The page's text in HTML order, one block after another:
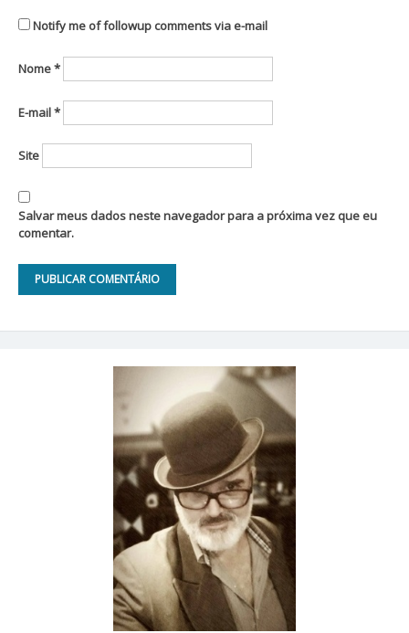
Notify me of followup comments via e-mail
Nome*
E-mail*
Site
Salvar meus dados neste navegador para a próxima vez que eu
comentar.